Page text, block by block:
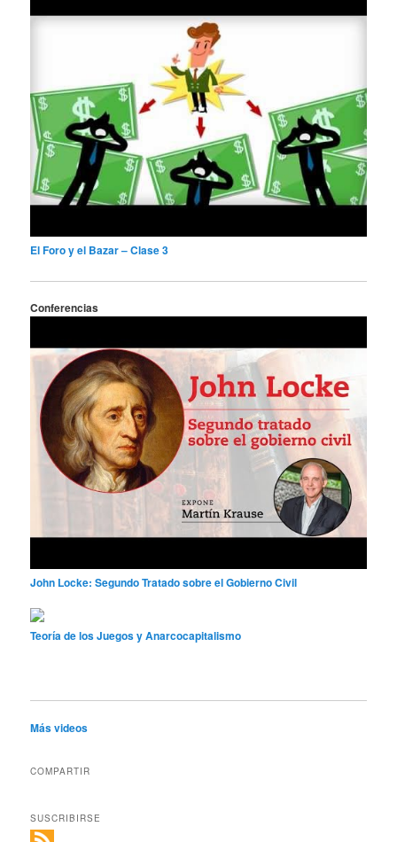
El Foro y el Bazar – Clase 3
Conferencias
John Locke: Segundo Tratado sobre el Gobierno Civil
Teoría de los Juegos y Anarcocapitalismo
Más videos
COMPARTIR
SUSCRIBIRSE